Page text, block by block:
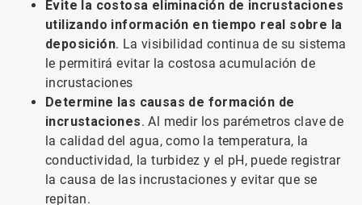
Evite la costosa eliminación de incrustaciones
utilizando información en tiempo real sobre la
deposición. La visibilidad continua de su sistema
le permitirá evitar la costosa acumulación de
incrustaciones
Determine las causas de formación de
incrustaciones. Al medir los parémetros clave de
la calidad del agua, como la temperatura, la
conductividad, la turbidez y el pH, puede registrar
la causa de las incrustaciones y evitar que se
repitan.